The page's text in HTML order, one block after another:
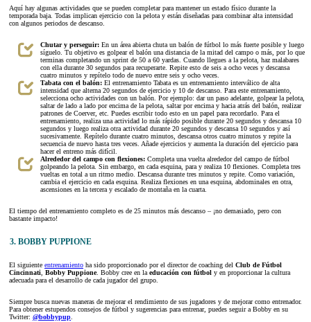
Aquí hay algunas actividades que se pueden completar para mantener un estado físico durante la
temporada baja. Todas implican ejercicio con la pelota y están diseñadas para combinar alta intensidad
con algunos periodos de descanso.
Chutar y perseguir: En un área abierta chuta un balón de fútbol lo más fuerte posible y luego
síguelo. Tu objetivo es golpear el balón una distancia de la mitad del campo o más, por lo que
terminas completando un sprint de 50 a 60 yardas. Cuando llegues a la pelota, haz malabares
con ella durante 30 segundos para recuperarte. Repite esto de seis a ocho veces y descansa
cuatro minutos y repítelo todo de nuevo entre seis y ocho veces.
Tabata con el balón: El entrenamiento Tabata es un entrenamiento interválico de alta
intensidad que alterna 20 segundos de ejercicio y 10 de descanso. Para este entrenamiento,
selecciona ocho actividades con un balón. Por ejemplo: dar un paso adelante, golpear la pelota,
saltar de lado a lado por encima de la pelota, saltar por encima y hacia atrás del balón, realizar
patrones de Coerver, etc. Puedes escribir todo esto en un papel para recordarlo. Para el
entrenamiento, realiza una actividad lo más rápido posible durante 20 segundos y descansa 10
segundos y luego realiza otra actividad durante 20 segundos y descansa 10 segundos y así
sucesivamente. Repítelo durante cuatro minutos, descansa otros cuatro minutos y repite la
secuencia de nuevo hasta tres veces. Añade ejercicios y aumenta la duración del ejercicio para
hacer el entreno más difícil.
Alrededor del campo con flexiones: Completa una vuelta alrededor del campo de fútbol
golpeando la pelota. Sin embargo, en cada esquina, para y realiza 10 flexiones. Completa tres
vueltas en total a un ritmo medio. Descansa durante tres minutos y repite. Como variación,
cambia el ejercicio en cada esquina. Realiza flexiones en una esquina, abdominales en otra,
ascensiones en la tercera y escalado de montaña en la cuarta.
El tiempo del entrenamiento completo es de 25 minutos más descanso – ¡no demasiado, pero con
bastante impacto!
3. BOBBY PUPPIONE
El siguiente entrenamiento ha sido proporcionado por el director de coaching del Club de Fútbol
Cincinnati, Bobby Puppione. Bobby cree en laeducación con fútbol y en proporcionar la cultura
adecuada para el desarrollo de cada jugador del grupo.
Siempre busca nuevas maneras de mejorar el rendimiento de sus jugadores y de mejorar como entrenador.
Para obtener estupendos consejos de fútbol y sugerencias para entrenar, puedes seguir a Bobby en su
Twitter: @bobbypup.